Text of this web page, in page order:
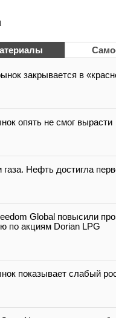
закрывается в
опять не смог вырасти
Нефть достигла
Global повысили
по акциям Dorian LPG
показывает слабый